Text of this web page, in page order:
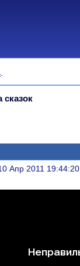
.
сказок
Апр 2011 19:44:20